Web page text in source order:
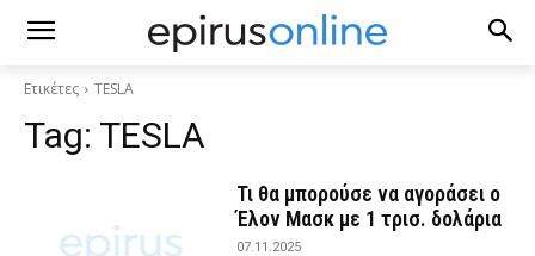
Ετικέτες TESLA
Tag: TESLA
Τι θα μπορούσε να αγοράσει ο
Έλον Μασκ με 1 τρισ. δολάρια
07.11.2025